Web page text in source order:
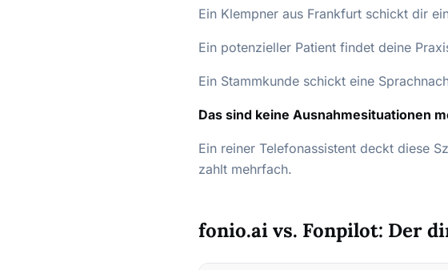
Ein Klempner aus Frankfurt schickt dir
Ein potenzieller Patient findet deine
Ein Stammkunde schickt eine
Das sind keine Ausnahmesituationen
Ein reiner Telefonassistent deckt diese
zahlt mehrfach.
fonio.ai vs. Fonpilot: Der